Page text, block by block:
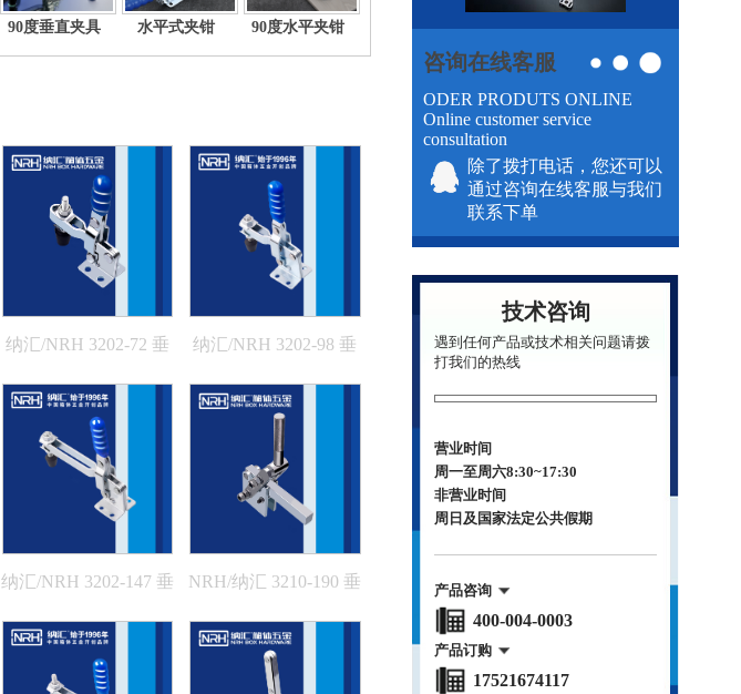
90度垂直夹具 水平式夹钳 90度水平夹钳 推拉式夹钳 复合式夹钳
纳汇/NRH 3202-72 垂
纳汇/NRH 3202-98 垂
纳汇/NRH 3202-147 垂
NRH/纳汇 3210-190 垂
咨询在线客服
ODER PRODUTS ONLINE
Online customer service
consultation
除了拨打电话，您还可以
通过咨询在线客服与我们
联系下单
技术咨询
遇到任何产品或技术相关问题请拨
打我们的热线
营业时间
周一至周六8:30~17:30
非营业时间
周日及国家法定公共假期
产品咨询
400-004-0003
产品订购
17521674117